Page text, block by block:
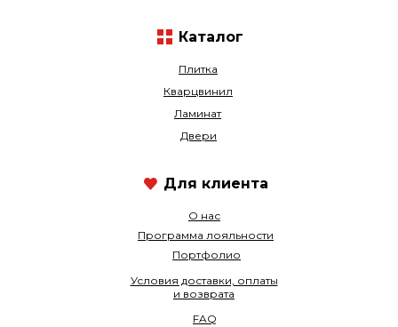
Плитка
Кварцвинил
О нас
Ламинат
Программа лояльности
Двери
Портфолио
Условия доставки, оплаты
и возврата
FAQ
Каталог
Для клиента